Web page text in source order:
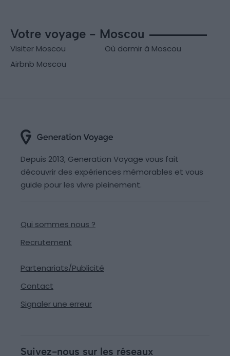
Votre voyage - Moscou
Visiter Moscou
Où dormir à Moscou
Airbnb Moscou
Depuis 2013, Generation Voyage vous fait
découvrir des expériences mémorables et vous
guide pour les vivre pleinement.
Qui sommes nous ?
Recrutement
Partenariats/Publicité
Contact
Signaler une erreur
Suivez-nous sur les réseaux